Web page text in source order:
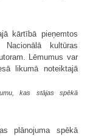
kārtībā pieņemtos
kultūras
Lēmumus var
likumā noteiktajā
kas stājas spēkā
plānojuma spēkā